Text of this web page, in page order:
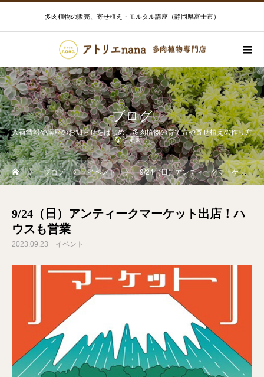
多肉植物の販売、寄せ植え・モルタル講座（静岡県富士市）
ブログ
入荷情報や講座のお知らせをはじめ、多肉植物の育て方や寄せ植えの作り方
など更新！
ブログ イベント 9/24（日）アンティークマーケット出店！ハウスも営業
9/24（日）アンティークマーケット出店！ハ
ウスも営業
2023.09.23 イベント